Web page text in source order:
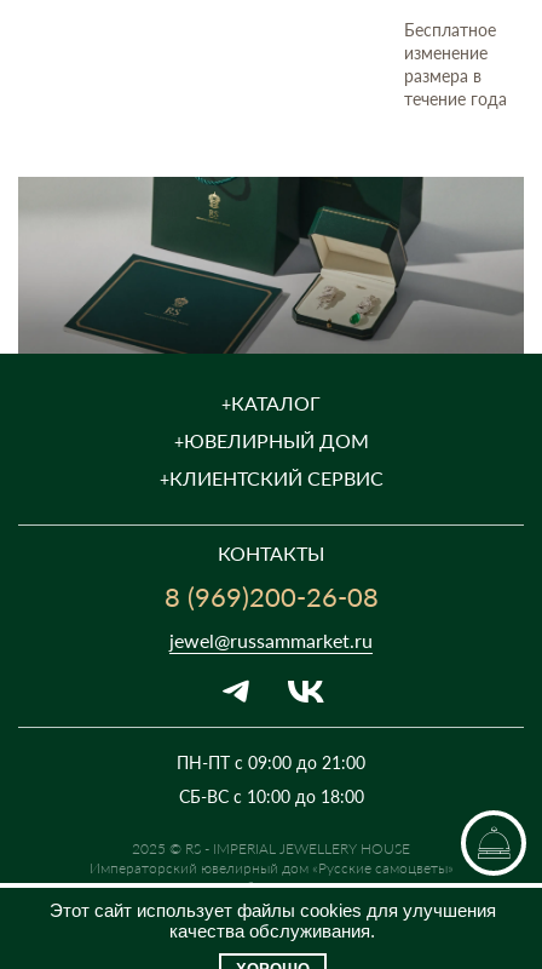
Бесплатное
изменение
размера в
течение года
КАТАЛОГ
ЮВЕЛИРНЫЙ ДОМ
КЛИЕНТСКИЙ СЕРВИС
КОНТАКТЫ
8 (969)200-26-08
ПН-ПТ с 09:00 до 21:00
СБ-ВС с 10:00 до 18:00
jewel@russammarket.ru
2025 © RS - IMPERIAL JEWELLERY HOUSE
Императорский ювелирный дом «Русские самоцветы»
Предложение не является публичной офертой. Цены на сайте и в
розничной сети могут отличаться. Информация на сайте о товаре носит
рекламный характер и расценивается как приглашение делать
оферты на основании п.1 ст. 437 Гражданского кодекса РФ.
Этот сайт использует файлы cookies для улучшения
качества обслуживания.